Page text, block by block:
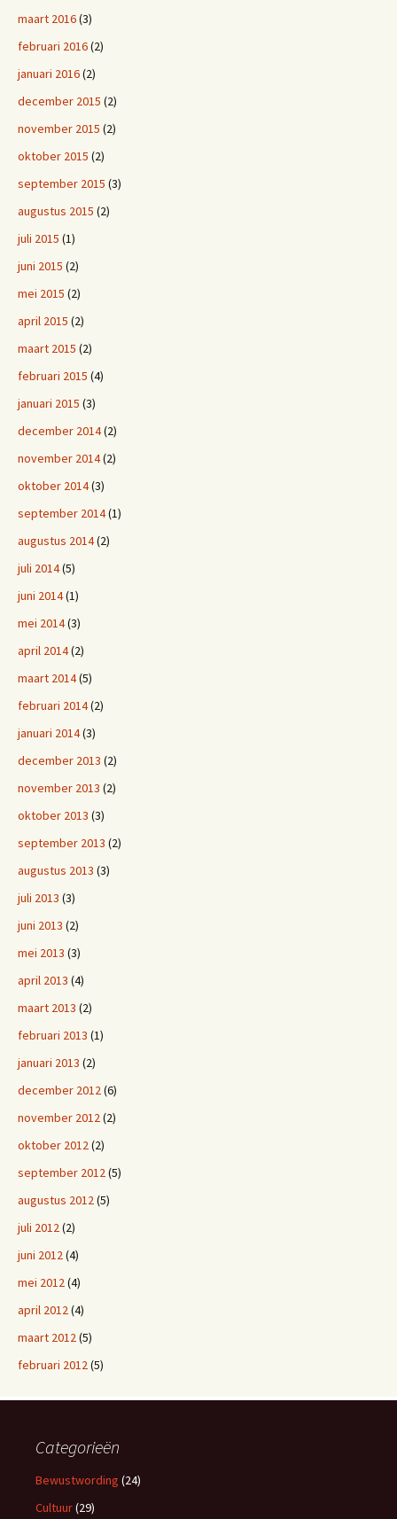
maart 2016(3)
februari 2016(2)
januari 2016(2)
december 2015 (2)
november 2015 (2)
oktober 2015 (2)
september 2015 (3)
augustus 2015 (2)
juli 2015 (1)
juni 2015 (2)
mei 2015 (2)
april 2015 (2)
maart 2015 (2)
februari 2015 (4)
januari 2015 (3)
december 2014(2)
november 2014(2)
oktober 2014(3)
september 2014(1)
augustus 2014(2)
juli 2014(5)
juni 2014(1)
mei 2014(3)
april 2014(2)
maart 2014(5)
februari 2014(2)
januari 2014(3)
december 2013 (2)
november 2013 (2)
oktober 2013 (3)
september 2013 (2)
augustus 2013 (3)
juli 2013 (3)
juni 2013 (2)
mei 2013 (3)
april 2013 (4)
maart 2013 (2)
februari 2013 (1)
januari 2013 (2)
december 2012(6)
november 2012(2)
oktober 2012(2)
september 2012(5)
augustus 2012(5)
juli 2012(2)
juni 2012(4)
mei 2012(4)
april 2012(4)
maart 2012(5)
februari 2012(5)
Categorieën
Bewustwording (24)
Cultuur(29)